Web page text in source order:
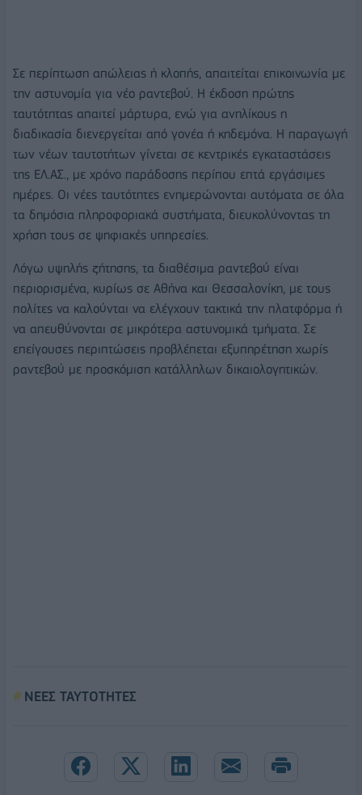
Σε περίπτωση απώλειας ή κλοπής, απαιτείται επικοινωνία με
την αστυνομία για νέο ραντεβού. Η έκδοση πρώτης
ταυτότητας απαιτεί μάρτυρα, ενώ για ανηλίκους η
διαδικασία διενεργείται από γονέα ή κηδεμόνα. Η παραγωγή
των νέων ταυτοτήτων γίνεται σε κεντρικές εγκαταστάσεις
της ΕΛ.ΑΣ., με χρόνο παράδοσης περίπου επτά εργάσιμες
ημέρες. Οι νέες ταυτότητες ενημερώνονται αυτόματα σε όλα
τα δημόσια πληροφοριακά συστήματα, διευκολύνοντας τη
χρήση τους σε ψηφιακές υπηρεσίες.
Λόγω υψηλής ζήτησης, τα διαθέσιμα ραντεβού είναι
περιορισμένα, κυρίως σε Αθήνα και Θεσσαλονίκη, με τους
πολίτες να καλούνται να ελέγχουν τακτικά την πλατφόρμα ή
να απευθύνονται σε μικρότερα αστυνομικά τμήματα. Σε
επείγουσες περιπτώσεις προβλέπεται εξυπηρέτηση χωρίς
ραντεβού με προσκόμιση κατάλληλων δικαιολογητικών.
ΝΕΕΣ ΤΑΥΤΟΤΗΤΕΣ